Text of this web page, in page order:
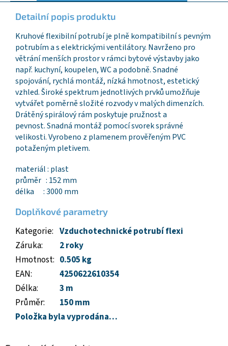
Detailní popis produktu
Kruhové flexibilní potrubí je plně kompatibilní s pevným
potrubím a s elektrickými ventilátory. Navrženo pro
větrání menších prostor v rámci bytové výstavby jako
např. kuchyní, koupelen, WC a podobně. Snadné
spojování, rychlá montáž, nízká hmotnost, estetický
vzhled. Široké spektrum jednotlivých prvků umožňuje
vytvářet poměrně složité rozvody v malých dimenzích.
Drátěný spirálový rám poskytuje pružnost a
pevnost. Snadná montáž pomocí svorek správné
velikosti. Vyrobeno z plamenem prověřeným PVC
potaženým pletivem.
materiál : plast
průměr : 152 mm
délka : 3000 mm
Doplňkové parametry
Kategorie: Vzduchotechnické potrubí flexi
Záruka:
2 roky
Hmotnost: 0.505 kg
EAN:
4250622610354
Délka:
3 m
Průměr:
150 mm
Položka byla vyprodána…